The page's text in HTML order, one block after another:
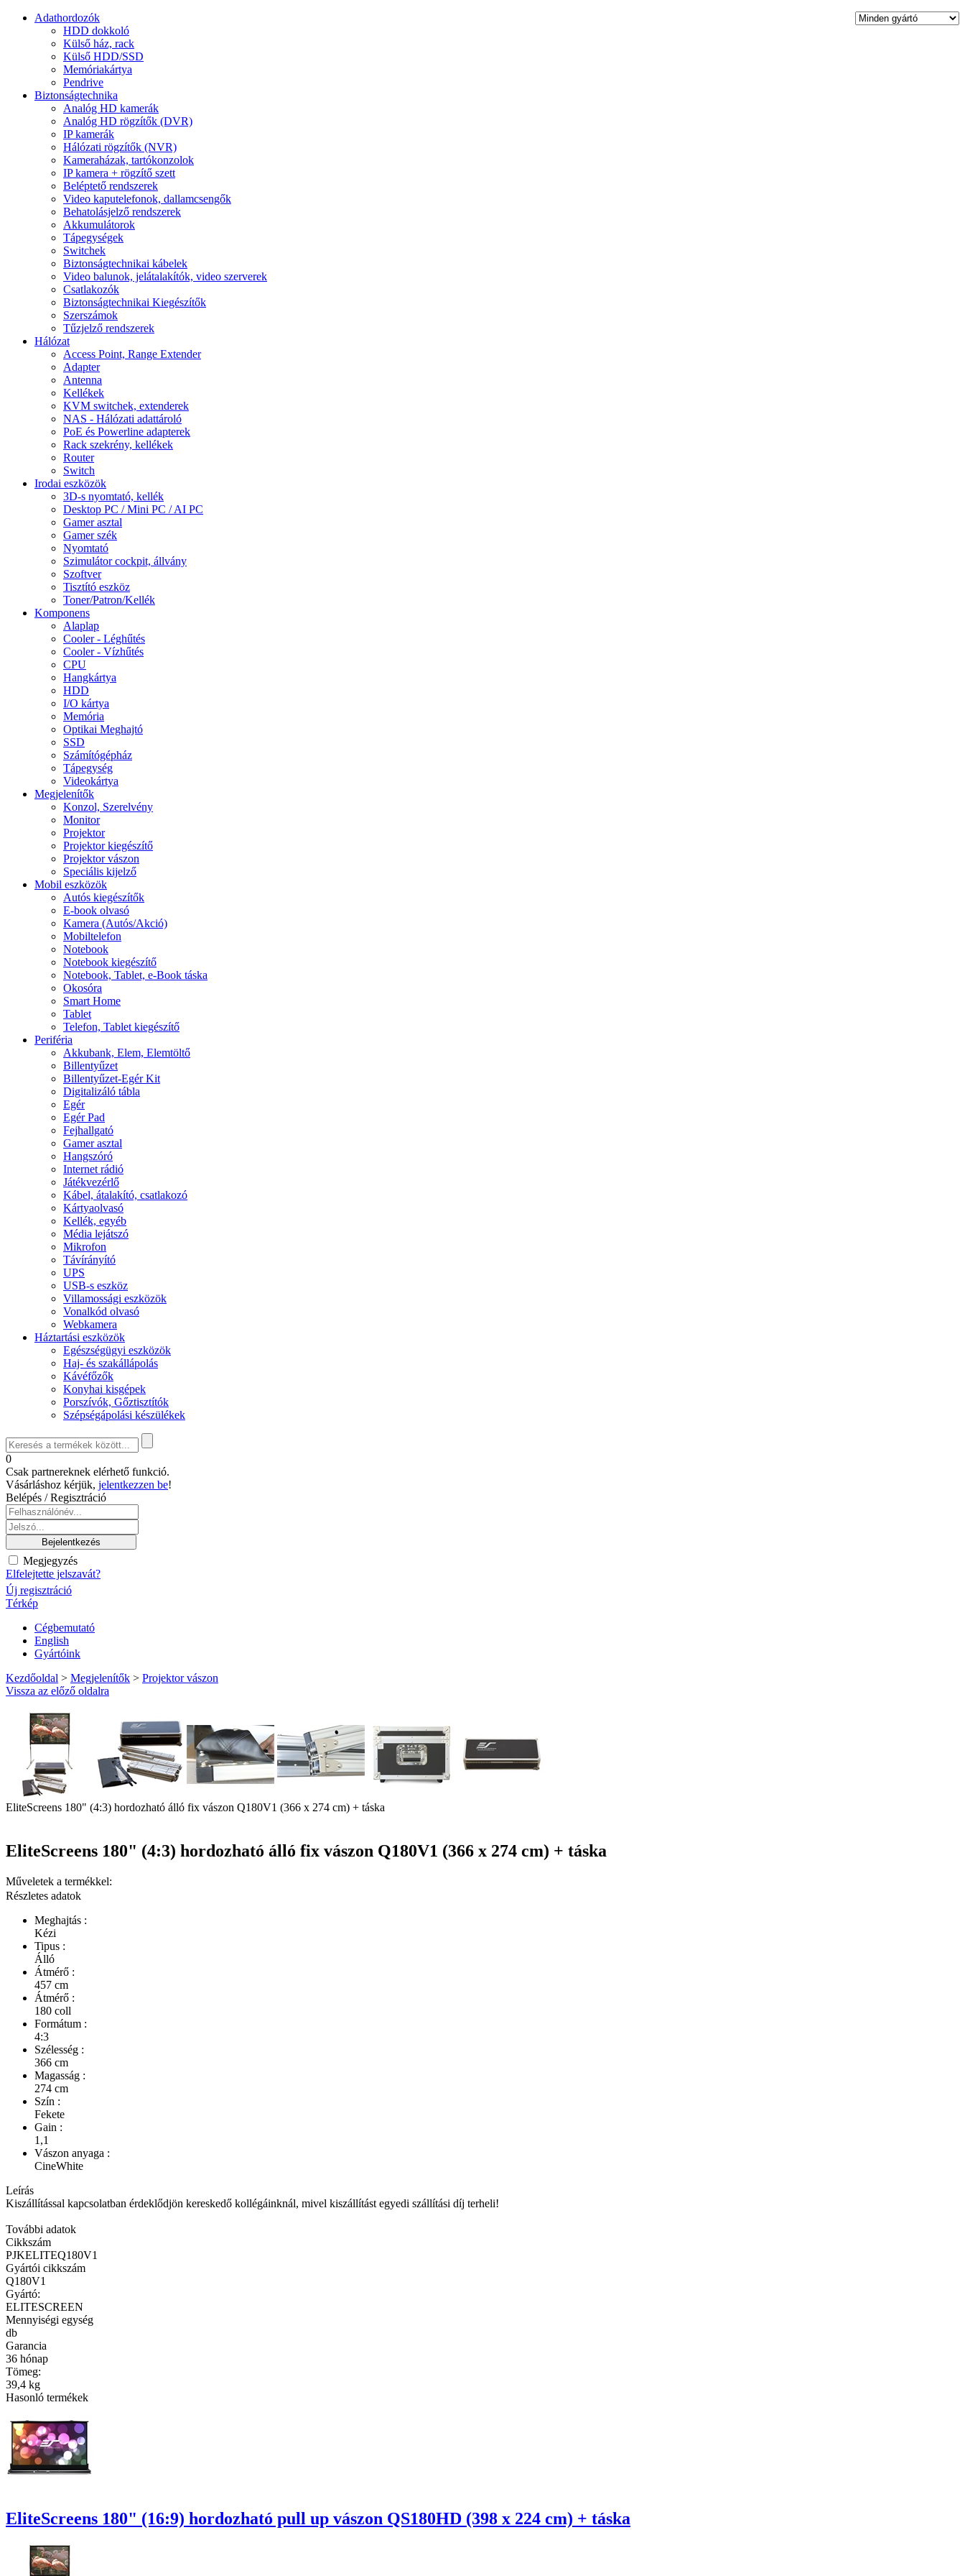
Adathordozók
HDD dokkoló
Külső ház, rack
Külső HDD/SSD
Memóriakártya
Pendrive
Biztonságtechnika
Analóg HD kamerák
Analóg HD rögzítők (DVR)
IP kamerák
Hálózati rögzítők (NVR)
Kameraházak, tartókonzolok
IP kamera + rögzítő szett
Beléptető rendszerek
Video kaputelefonok, dallamcsengők
Behatolásjelző rendszerek
Akkumulátorok
Tápegységek
Switchek
Biztonságtechnikai kábelek
Video balunok, jelátalakítók, video szerverek
Csatlakozók
Biztonságtechnikai Kiegészítők
Szerszámok
Tűzjelző rendszerek
Hálózat
Access Point, Range Extender
Adapter
Antenna
Kellékek
KVM switchek, extenderek
NAS - Hálózati adattároló
PoE és Powerline adapterek
Rack szekrény, kellékek
Router
Switch
Irodai eszközök
3D-s nyomtató, kellék
Desktop PC / Mini PC / AI PC
Gamer asztal
Gamer szék
Nyomtató
Szimulátor cockpit, állvány
Szoftver
Tisztító eszköz
Toner/Patron/Kellék
Komponens
Alaplap
Cooler - Léghűtés
Cooler - Vízhűtés
CPU
Hangkártya
HDD
I/O kártya
Memória
Optikai Meghajtó
SSD
Számítógépház
Tápegység
Videokártya
Megjelenítők
Konzol, Szerelvény
Monitor
Projektor
Projektor kiegészítő
Projektor vászon
Speciális kijelző
Mobil eszközök
Autós kiegészítők
E-book olvasó
Kamera (Autós/Akció)
Mobiltelefon
Notebook
Notebook kiegészítő
Notebook, Tablet, e-Book táska
Okosóra
Smart Home
Tablet
Telefon, Tablet kiegészítő
Periféria
Akkubank, Elem, Elemtöltő
Billentyűzet
Billentyűzet-Egér Kit
Digitalizáló tábla
Egér
Egér Pad
Fejhallgató
Gamer asztal
Hangszóró
Internet rádió
Játékvezérlő
Kábel, átalakító, csatlakozó
Kártyaolvasó
Kellék, egyéb
Média lejátszó
Mikrofon
Távírányító
UPS
USB-s eszköz
Villamossági eszközök
Vonalkód olvasó
Webkamera
Háztartási eszközök
Egészségügyi eszközök
Haj- és szakállápolás
Kávéfőzők
Konyhai kisgépek
Porszívók, Gőztisztítók
Szépségápolási készülékek
0
Csak partnereknek elérhető funkció.
Vásárláshoz kérjük, jelentkezzen be!
Belépés / Regisztráció
Megjegyzés
Elfelejtette jelszavát?
Új regisztráció
Térkép
Cégbemutató
English
Gyártóink
Kezdőoldal > Megjelenítők > Projektor vászon
Vissza az előző oldalra
EliteScreens 180" (4:3) hordozható álló fix vászon Q180V1 (366 x 274 cm) + táska
EliteScreens 180" (4:3) hordozható álló fix vászon Q180V1 (366 x 274 cm) + táska
Műveletek a termékkel:
Részletes adatok
Meghajtás :
Kézi
Tipus :
Álló
Átmérő :
457 cm
Átmérő :
180 coll
Formátum :
4:3
Szélesség :
366 cm
Magasság :
274 cm
Szín :
Fekete
Gain :
1,1
Vászon anyaga :
CineWhite
Leírás
Kiszállítással kapcsolatban érdeklődjön kereskedő kollégáinknál, mivel kiszállítást egyedi szállítási díj terheli!
További adatok
Cikkszám
PJKELITEQ180V1
Gyártói cikkszám
Q180V1
Gyártó:
ELITESCREEN
Mennyiségi egység
db
Garancia
36 hónap
Tömeg:
39,4 kg
Hasonló termékek
EliteScreens 180" (16:9) hordozható pull up vászon QS180HD (398 x 224 cm) + táska